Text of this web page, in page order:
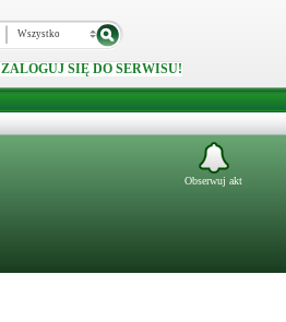
Wszystko
ZALOGUJ SIĘ DO SERWISU!
Obserwuj akt